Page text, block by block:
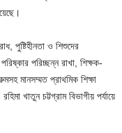
পুষ্টিহীনতা ও শিশুদের
পরিচ্ছন্ন রাখা, শিক্ষক-
মানসম্মত প্রাথমিক শিক্ষা
খাতুন চট্টগ্রাম বিভাগীয় পর্যায়ে